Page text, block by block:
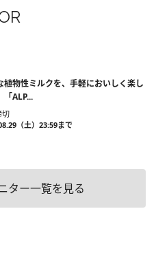
植物性ミルクを、手軽においしく楽し
「ALP...
切
（土）23:59まで
ター一覧を見る